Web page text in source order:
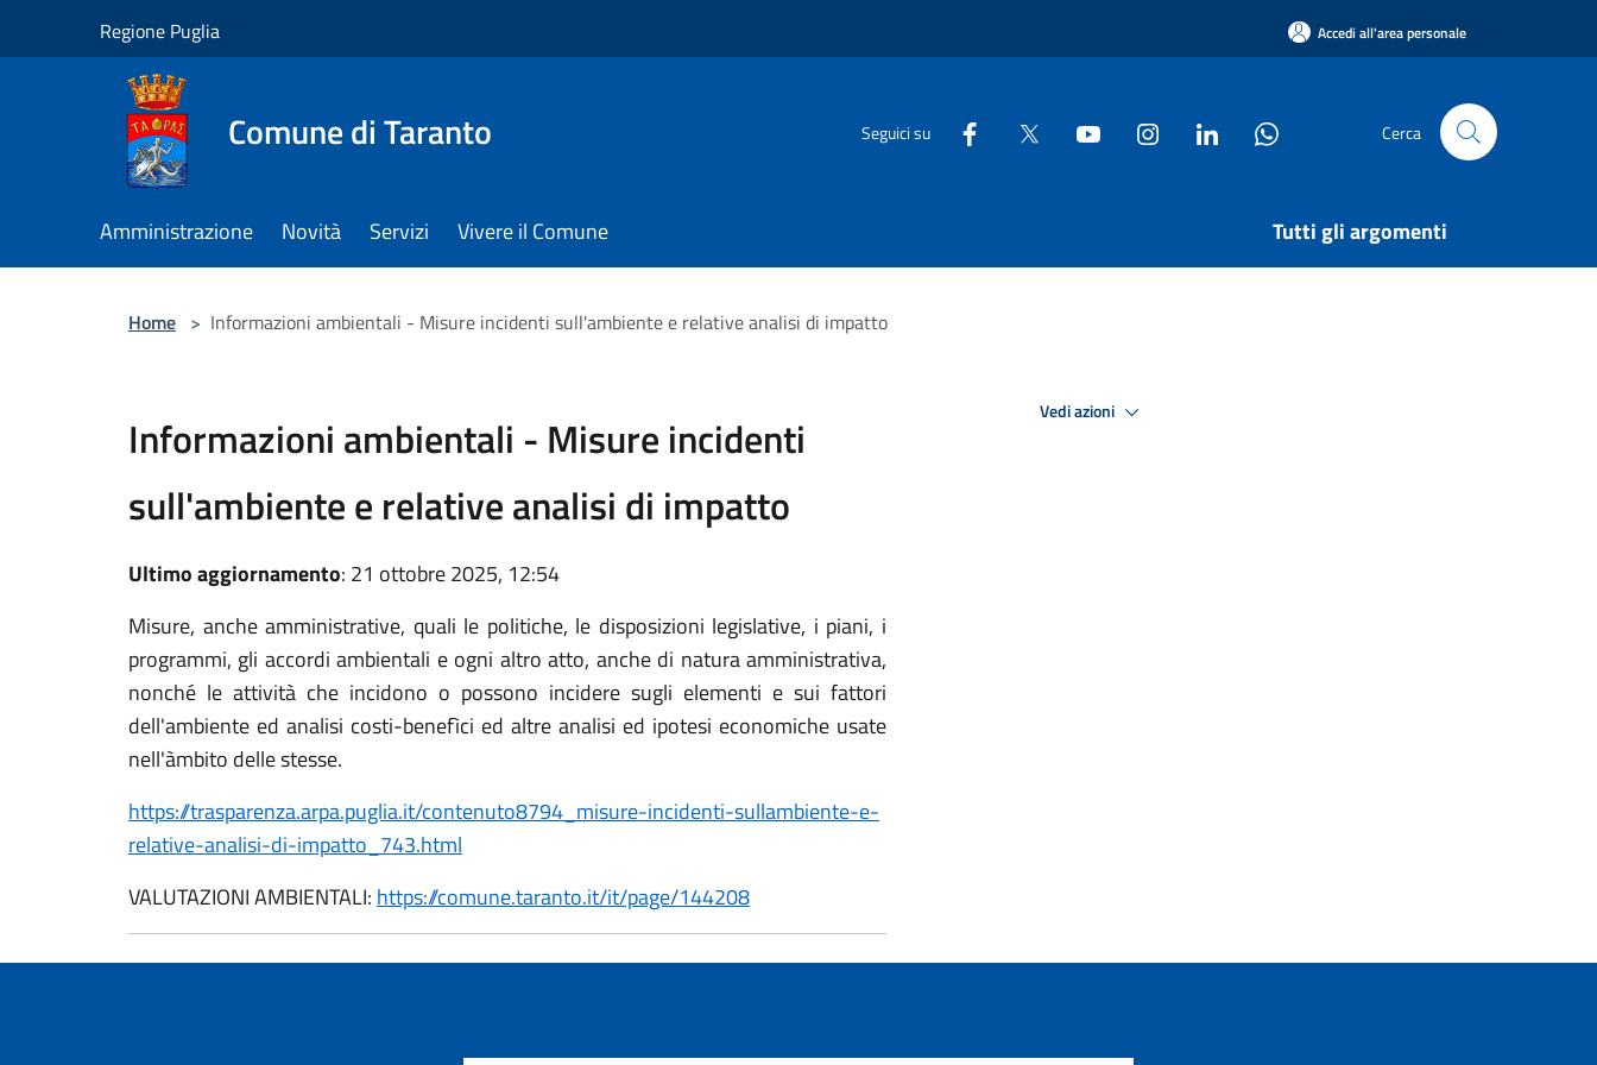
Regione Puglia Accedi all'area personale
Comune di Taranto Seguici su Cerca
Amministrazione Novità Servizi Vivere il Comune Tutti gli argomenti
Home > Informazioni ambientali - Misure incidenti sull'ambiente e relative analisi di impatto
Informazioni ambientali - Misure incidenti
sull'ambiente e relative analisi di impatto
Ultimo aggiornamento: 21 ottobre 2025, 12:54
Misure, anche amministrative, quali le politiche, le disposizioni legislative, i piani, i
programmi, gli accordi ambientali e ogni altro atto, anche di natura amministrativa,
nonché le attività che incidono o possono incidere sugli elementi e sui fattori
dell'ambiente ed analisi costi-benefìci ed altre analisi ed ipotesi economiche usate
nell'àmbito delle stesse.
https://trasparenza.arpa.puglia.it/contenuto8794_misure-incidenti-sullambiente-e-
relative-analisi-di-impatto_743.html
VALUTAZIONI AMBIENTALI: https://comune.taranto.it/it/page/144208
Vedi azioni